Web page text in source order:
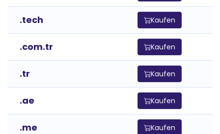
.tech Kaufen
.com.tr Kaufen
.tr Kaufen
.ae Kaufen
.me Kaufen